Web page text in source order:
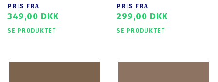
PRIS FRA
349,00 DKK
SE PRODUKTET
PRIS FRA
299,00 DKK
SE PRODUKTET